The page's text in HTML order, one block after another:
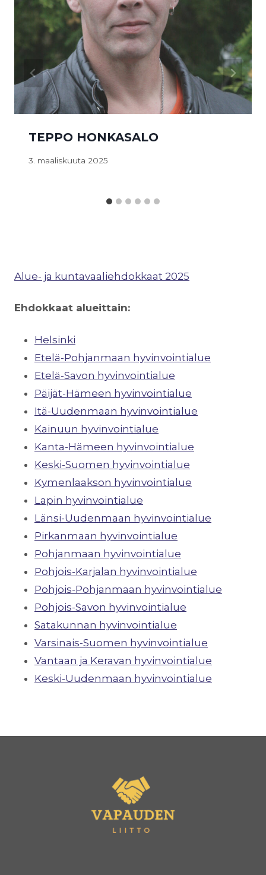
TEPPO HONKASALO
3. maaliskuuta 2025
Alue- ja kuntavaaliehdokkaat 2025
Ehdokkaat alueittain:
Helsinki
Etelä-Pohjanmaan hyvinvointialue
Etelä-Savon hyvinvointialue
Päijät-Hämeen hyvinvointialue
Itä-Uudenmaan hyvinvointialue
Kainuun hyvinvointialue
Kanta-Hämeen hyvinvointialue
Keski-Suomen hyvinvointialue
Kymenlaakson hyvinvointialue
Lapin hyvinvointialue
Länsi-Uudenmaan hyvinvointialue
Pirkanmaan hyvinvointialue
Pohjanmaan hyvinvointialue
Pohjois-Karjalan hyvinvointialue
Pohjois-Pohjanmaan hyvinvointialue
Pohjois-Savon hyvinvointialue
Satakunnan hyvinvointialue
Varsinais-Suomen hyvinvointialue
Vantaan ja Keravan hyvinvointialue
Keski-Uudenmaan hyvinvointialue